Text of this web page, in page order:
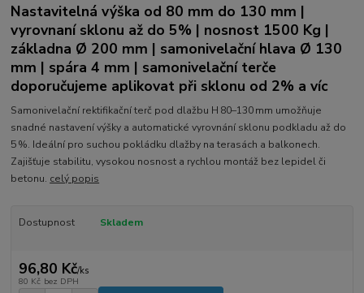
Nastavitelná výška od 80 mm do 130 mm |
vyrovnaní sklonu až do 5% | nosnost 1500 Kg |
základna Ø 200 mm | samonivelační hlava Ø 130
mm | spára 4 mm | samonivelační terče
doporučujeme aplikovat při sklonu od 2% a víc
Samonivelační rektifikační terč pod dlažbu H 80–130 mm umožňuje
snadné nastavení výšky a automatické vyrovnání sklonu podkladu až do
5 %. Ideální pro suchou pokládku dlažby na terasách a balkonech.
Zajišťuje stabilitu, vysokou nosnost a rychlou montáž bez lepidel či
betonu. celý popis
Dostupnost Skladem
96,80 Kč/ks
80 Kč bez DPH